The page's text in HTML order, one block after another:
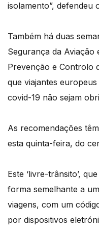
isolamento”, defendeu
Também há duas
Segurança da Aviação
Prevenção e Controlo
que viajantes
covid-19 não sejam
As recomendações
esta quinta-feira, do
Este ‘livre-trânsito’,
forma semelhante a
viagens, com um
por dispositivos